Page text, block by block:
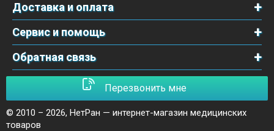
Доставка и оплата
Сервис и помощь
Обратная связь
Перезвонить мне
© 2010 – 2026, НетРан — интернет-магазин медицинских
товаров